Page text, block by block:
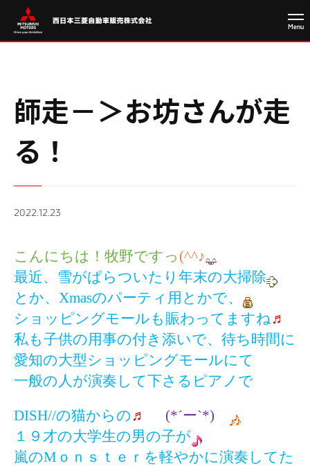
師走－＞お坊さんが走
る！
2022.12.23
こんにちは！牧野ですっ (^^♪
最近、雪がぱらついたり年末の大掃除
とか、Xmasのパーティ用とかで、
ショッピングモールも賑わってますね♬
私も子供の用事の付き添いで、待ち時間に
愛知の大型ショッピングモールにて
一般の人が演奏して下さるピアノで
DISH//の猫からの♬ (*´ー`*)ゞ
１９才の大学生の男の子が
嵐のMｏｎｓｔｅｒを軽やかに演奏してた